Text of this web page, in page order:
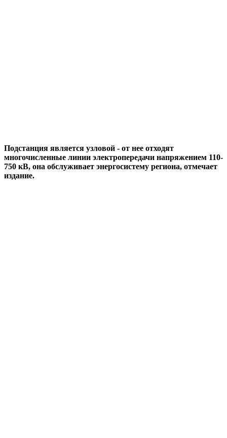
Подстанция является узловой - от нее отходят
многочисленные линии электропередачи напряжением 110-
750 кВ, она обслуживает энергосистему региона, отмечает
издание.